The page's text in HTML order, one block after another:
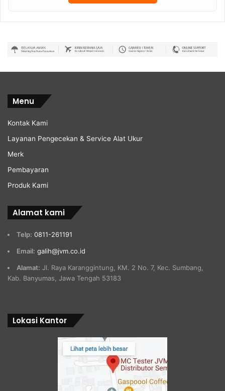
Menu
Kontak Kami
Layanan Pengecekan & Service Alat Ukur
Merk
Pembayaran
Produk Kami
Alamat kami
Telp: 0811-261191
Email: galih@jvm.co.id
Alamat: Jl. Raya Karanggintung, KM. 2 No. 7, Kec. Sumbang,
Kab. Banyumas, Jawa Tengah 53183
Lokasi Kantor